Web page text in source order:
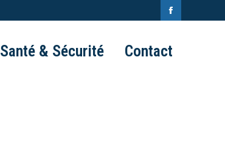
Facebook
Santé & Sécurité Contact